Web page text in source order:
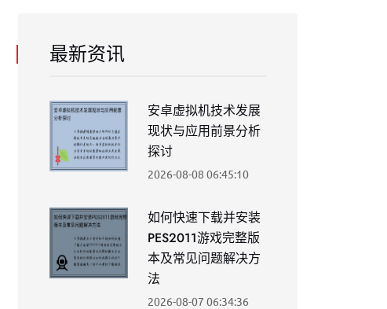
最新资讯
安卓虚拟机技术发展
现状与应用前景分析
探讨
2026-08-08 06:45:10
如何快速下载并安装
PES2011游戏完整版
本及常见问题解决方
法
2026-08-07 06:34:36